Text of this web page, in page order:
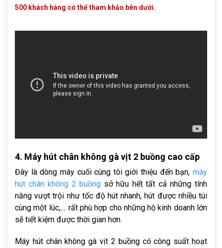
500 khách hàng có thể tham khảo bên dưới.
4. Máy hút chân không gà vịt 2 buồng cao cấp
Đây là dòng máy cuối cùng tôi giới thiệu đến bạn, máy
hút chân không 2 buồng sở hữu hết tất cả những tính
năng vượt trội như tốc độ hút nhanh, hút được nhiều túi
cùng một lúc,.... rất phù hợp cho những hộ kinh doanh lớn
sẽ tiết kiệm được thời gian hơn.
Máy hút chân không gà vịt 2 buồng có công suất hoạt